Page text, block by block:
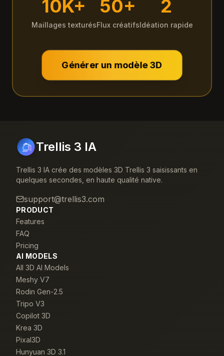
10K+
Maillages texturés
50+
Flux créatifs
2
Idéation rapide
Générer un modèle 3D
Trellis 3 IA
Trellis 3 IA crée des modèles 3D Trellis 3 saisissants en
quelques secondes, en haute qualité native.
support@trellis3.com
PRODUCT
Features
FAQ
Pricing
AI MODELS
All 3D AI Models
Meshy V7
Rodin Gen-2.5
Tripo V3
Copilot 3D
Krea 3D
Pixal3D
Hunyuan 3D 3.1